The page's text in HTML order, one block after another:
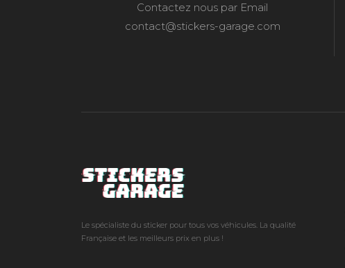
Contactez nous par Email
contact@stickers-garage.com
Le spécialiste du sticker pour tous vos véhicules. La qualité
Française et les meilleurs prix en plus !